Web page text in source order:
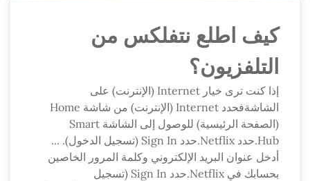
كيف اطلع نتفلكس من
التلفزيون؟
إذا كنت ترى خيار Internet (الإنترنت) على
الشاشةفحدد Internet (الإنترنت) من شاشة Home
(الصفحة الرئيسية) للوصول إلى الشاشة Smart
Hub.حدد Netflix.حدد Sign In (تسجيل الدخول). ...
أدخل عنوان البريد الإلكتروني وكلمة المرور الخاصين
بحسابك في Netflix.حدد Sign In (تسجيل